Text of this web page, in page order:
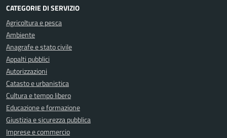
CATEGORIE DI SERVIZIO
Agricoltura e pesca
Ambiente
Anagrafe e stato civile
Appalti pubblici
Autorizzazioni
Catasto e urbanistica
Cultura e tempo libero
Educazione e formazione
Giustizia e sicurezza pubblica
Imprese e commercio